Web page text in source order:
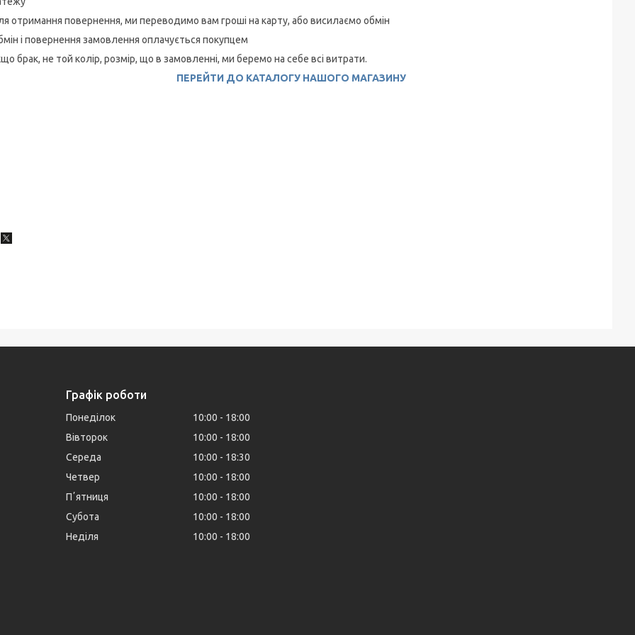
отримання повернення, ми переводимо вам гроші на карту, або висилаємо обмін
і повернення замовлення оплачується покупцем
брак, не той колір, розмір, що в замовленні, ми беремо на себе всі витрати.
ПЕРЕЙТИ ДО КАТАЛОГУ НАШОГО МАГАЗИНУ
Графік роботи
Понеділок 10:00
18:00
Вівторок
10:00
18:00
Середа
10:00
18:30
Четвер
10:00
18:00
Пʼятниця
10:00
18:00
Субота
10:00
18:00
Неділя
10:00 18:00